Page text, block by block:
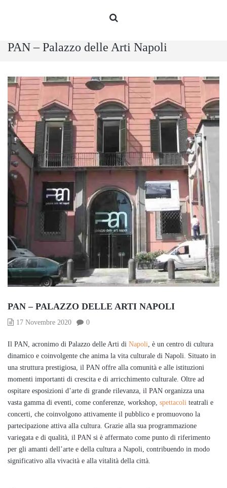
PAN – Palazzo delle Arti Napoli
PAN – PALAZZO DELLE ARTI NAPOLI
17 Novembre 2020 0
Il PAN, acronimo di Palazzo delle Arti di Napoli, è un centro di cultura
dinamico e coinvolgente che anima la vita culturale di Napoli. Situato in
una struttura prestigiosa, il PAN offre alla comunità e alle istituzioni
momenti importanti di crescita e di arricchimento culturale. Oltre ad
ospitare esposizioni d’arte di grande rilevanza, il PAN organizza una
vasta gamma di eventi, come conferenze, workshop, spettacoli teatrali e
concerti, che coinvolgono attivamente il pubblico e promuovono la
partecipazione attiva alla cultura. Grazie alla sua programmazione
variegata e di qualità, il PAN si è affermato come punto di riferimento
per gli amanti dell’arte e della cultura a Napoli, contribuendo in modo
significativo alla vivacità e alla vitalità della città.